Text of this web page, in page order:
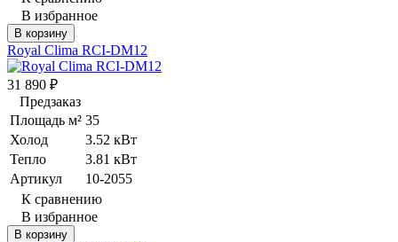
В избранное
В корзину
Royal Clima RCI-DM12
31 890 ₽
Предзаказ
Площадь м² 35
Холод
3.52 кВт
Тепло
3.81 кВт
Артикул
10-2055
К сравнению
В избранное
В корзину